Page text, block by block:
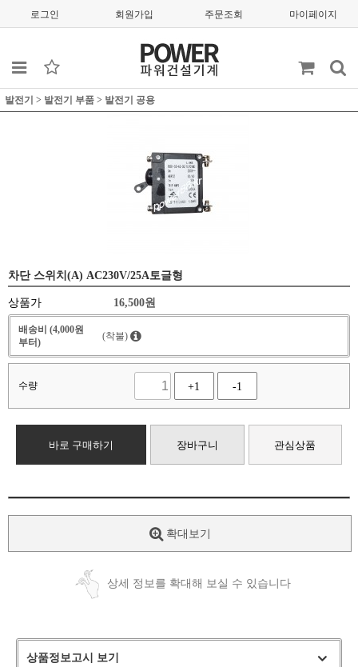
로그인 회원가입 주문조회 마이페이지
발전기 > 발전기 부품 > 발전기 공용
차단 스위치(A) AC230V/25A토글형
상품가 16,500원
배송비 (4,000원
부터)
(착불)
수량 +1 -1
바로 구매하기 장바구니 관심상품
확대보기
상세 정보를 확대해 보실 수 있습니다
상품정보고시 보기